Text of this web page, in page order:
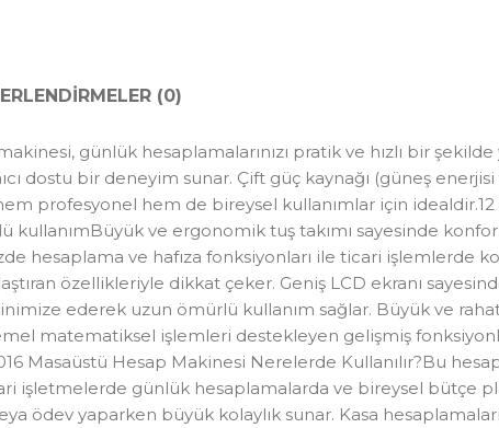
(0)
günlük hesaplamalarınızı pratik ve hızlı bir
dostu bir deneyim sunar. Çift güç kaynağı (güneş
profesyonel hem de bireysel kullanımlar için
ve ergonomik tuş takımı sayesinde
hesaplama ve hafıza fonksiyonları ile ticari işlemlerde
özellikleriyle dikkat çeker. Geniş LCD ekranı
ederek uzun ömürlü kullanım sağlar. Büyük ve
matematiksel işlemleri destekleyen gelişmiş
Masaüstü Hesap Makinesi Nerelerde Kullanılır?Bu
işletmelerde günlük hesaplamalarda ve bireysel bütçe
ödev yaparken büyük kolaylık sunar. Kasa